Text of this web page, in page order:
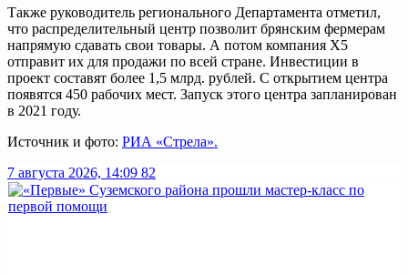
Также руководитель регионального Департамента отметил,
что распределительный центр позволит брянским фермерам
напрямую сдавать свои товары. А потом компания Х5
отправит их для продажи по всей стране. Инвестиции в
проект составят более 1,5 млрд. рублей. С открытием центра
появятся 450 рабочих мест. Запуск этого центра запланирован
в 2021 году.
Источник и фото: РИА «Стрела».
7 августа 2026, 14:09 82